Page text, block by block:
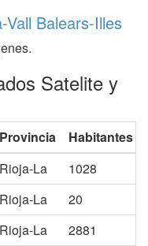
Balears-Illes
Satelite y
Provincia
Habitantes
Rioja-La
1028
Rioja-La
20
Rioja-La
2881